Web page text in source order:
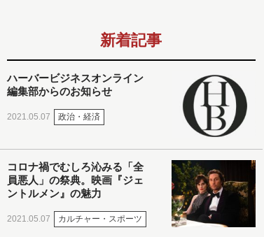
新着記事
ハーバービジネスオンライン
編集部からのお知らせ
2021.05.07 政治・経済
コロナ禍でむしろ沁みる「全
員悪人」の祭典。映画『ジェ
ントルメン』の魅力
2021.05.07 カルチャー・スポーツ